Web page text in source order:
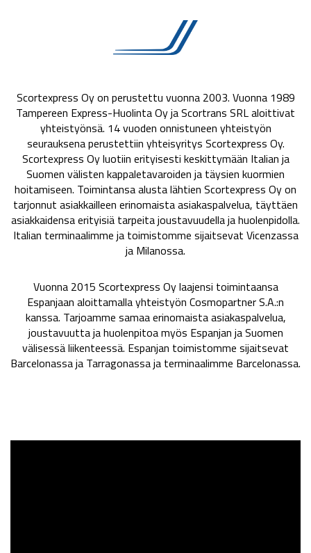
Scortexpress Oy on perustettu vuonna 2003. Vuonna 1989
Tampereen Express-Huolinta Oy ja Scortrans SRL aloittivat
yhteistyönsä. 14 vuoden onnistuneen yhteistyön
seurauksena perustettiin yhteisyritys Scortexpress Oy.
Scortexpress Oy luotiin erityisesti keskittymään Italian ja
Suomen välisten kappaletavaroiden ja täysien kuormien
hoitamiseen. Toimintansa alusta lähtien Scortexpress Oy on
tarjonnut asiakkailleen erinomaista asiakaspalvelua, täyttäen
asiakkaidensa erityisiä tarpeita joustavuudella ja huolenpidolla.
Italian terminaalimme ja toimistomme sijaitsevat Vicenzassa
ja Milanossa.
Vuonna 2015 Scortexpress Oy laajensi toimintaansa
Espanjaan aloittamalla yhteistyön Cosmopartner S.A.:n
kanssa. Tarjoamme samaa erinomaista asiakaspalvelua,
joustavuutta ja huolenpitoa myös Espanjan ja Suomen
välisessä liikenteessä. Espanjan toimistomme sijaitsevat
Barcelonassa ja Tarragonassa ja terminaalimme Barcelonassa.